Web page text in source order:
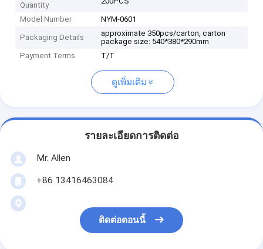
Quantity
Model Number NYM-0601
Packaging Details
approximate 350pcs/carton, carton
package size: 540*380*290mm
Payment Terms
T/T
ดูเพิ่มเติม
รายละเอียดการติดต่อ
Mr. Allen
+86 13416463084
ติดต่อตอนนี้